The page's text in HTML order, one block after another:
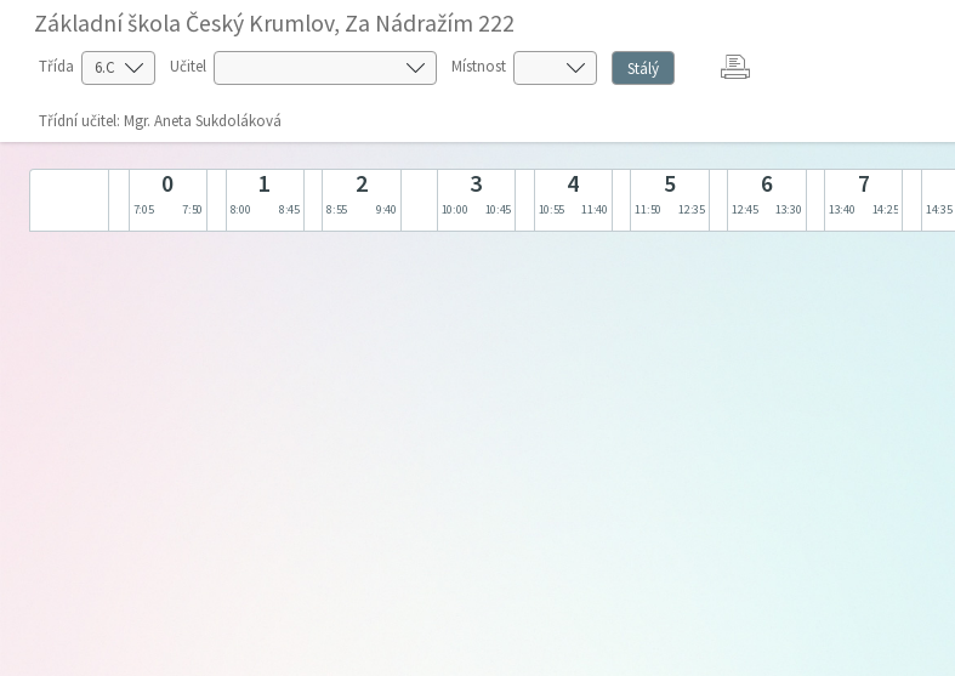
Základní škola Český Krumlov, Za Nádražím 222
Třída Učitel Místnost Stálý
Třídní učitel: Mgr. Aneta Sukdoláková
0
7:05 7:50
1
8:00 8:45
2
8:55 9:40
3
10:00 10:45
4
10:55 11:40
5
11:50 12:35
6
12:45 13:30
7
13:40 14:25 14:35